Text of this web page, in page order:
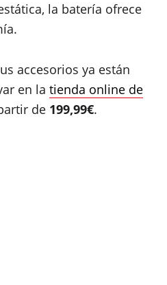
la batería ofrece
accesorios ya están
en la tienda online de
de 199,99€.